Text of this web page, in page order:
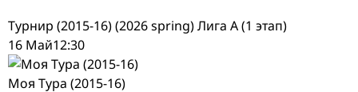
Турнир (2015-16) (2026 spring) Лига А (1 этап)
16 Май12:30
Моя Тура (2015-16)